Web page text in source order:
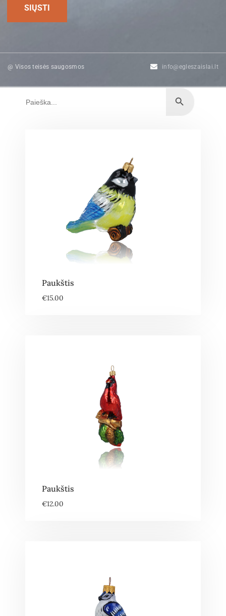
@ Visos teisės saugosmos info@egleszaislai.lt
Paukštis
€15.00
Paukštis
€12.00